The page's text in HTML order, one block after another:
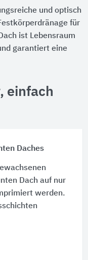
und optisch
für
ist Lebensraum
garantiert eine
einfach
Daches
Dach auf nur
werden.